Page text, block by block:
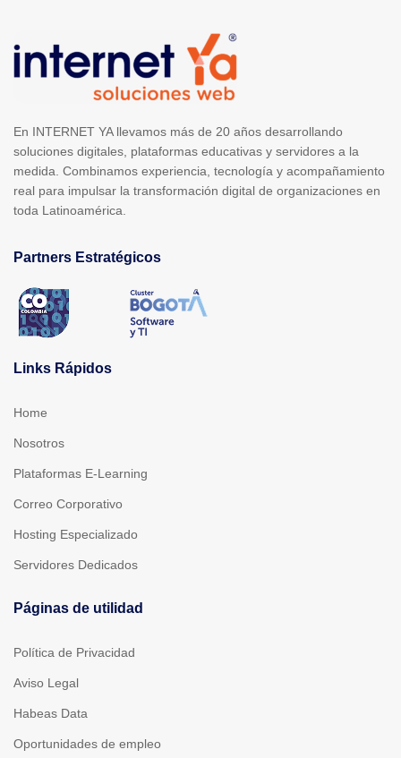
En INTERNET YA llevamos más de 20 años desarrollando
soluciones digitales, plataformas educativas y servidores a la
medida. Combinamos experiencia, tecnología y acompañamiento
real para impulsar la transformación digital de organizaciones en
toda Latinoamérica.
Partners Estratégicos
Links Rápidos
Home
Nosotros
Plataformas E-Learning
Correo Corporativo
Hosting Especializado
Servidores Dedicados
Páginas de utilidad
Política de Privacidad
Aviso Legal
Habeas Data
Oportunidades de empleo